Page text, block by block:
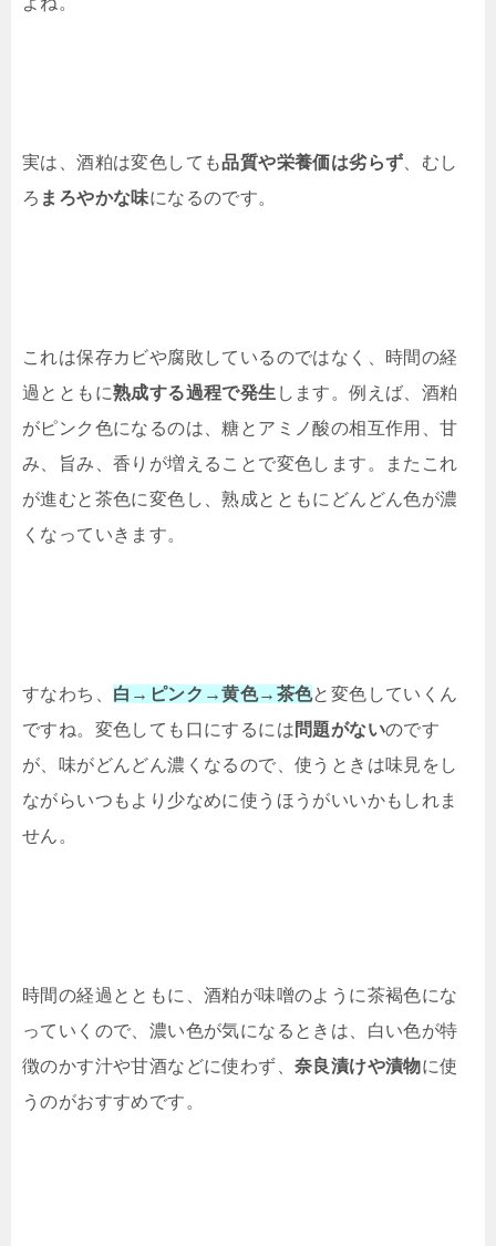
実は、酒粕は変色しても品質や栄養価は劣らず 、むし
ろ まろやかな味になるのです。
これは保存カビや腐敗しているのではなく、時間の経
過とともに熟成する過程で発生 します。例えば、酒粕
がピンク色になるのは、糖とアミノ酸の相互作用、甘
み、旨み、香りが増えることで変色します。またこれ
が進むと茶色に変色し、熟成とともにどんどん色が濃
くなっていきます。
すなわち、 白→ピンク→黄色→茶色と変色していくん
ですね。変色しても口にするには問題がないのです
が、味がどんどん濃くなるので、使うときは味見をし
ながらいつもより少なめに使うほうがいいかもしれま
せん。
時間の経過とともに、酒粕が味噌のように茶褐色にな
っていくので、濃い色が気になるときは、白い色が特
徴のかす汁や甘酒などに使わず、 奈良漬けや漬物に使
うのがおすすめです。